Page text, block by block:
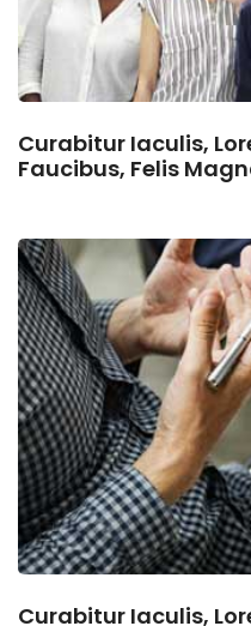
Curabitur Iaculis,
Faucibus, Felis
Curabitur Iaculis,